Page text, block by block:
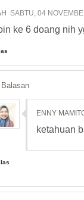
SABTU, 04
ke 6 doang nih
Balasan
ENNY
ketahuan